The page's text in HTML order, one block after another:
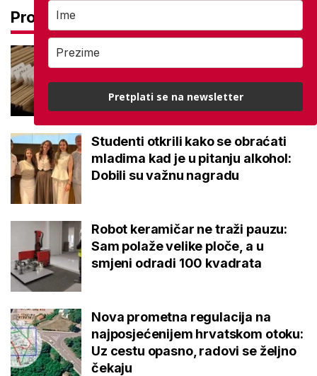
Pročitaj još
Promjena prakse za sve SC-ove,
kršili su zakon? Za jedan nam je
potvrđeno
Studenti otkrili kako se obraćati
mladima kad je u pitanju alkohol:
Dobili su važnu nagradu
Robot keramičar ne traži pauzu:
Sam polaže velike ploče, a u
smjeni odradi 100 kvadrata
Nova prometna regulacija na
najposjećenijem hrvatskom otoku:
Uz cestu opasno, radovi se željno
čekaju
Pretplati se na newsletter